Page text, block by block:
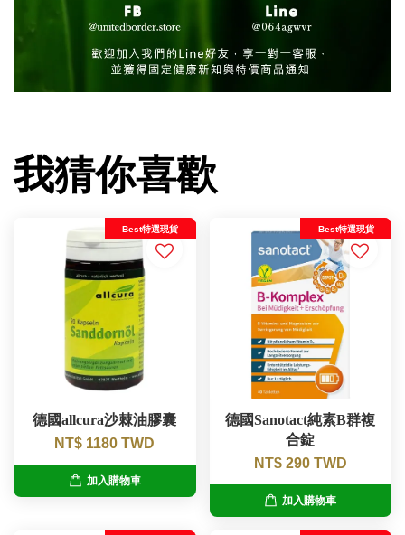
我猜你喜歡
Best特選現貨
德國allcura沙棘油膠囊
NT$ 1180 TWD
加入購物車
Best特選現貨
德國Sanotact純素B群複
合錠
NT$ 290 TWD
加入購物車